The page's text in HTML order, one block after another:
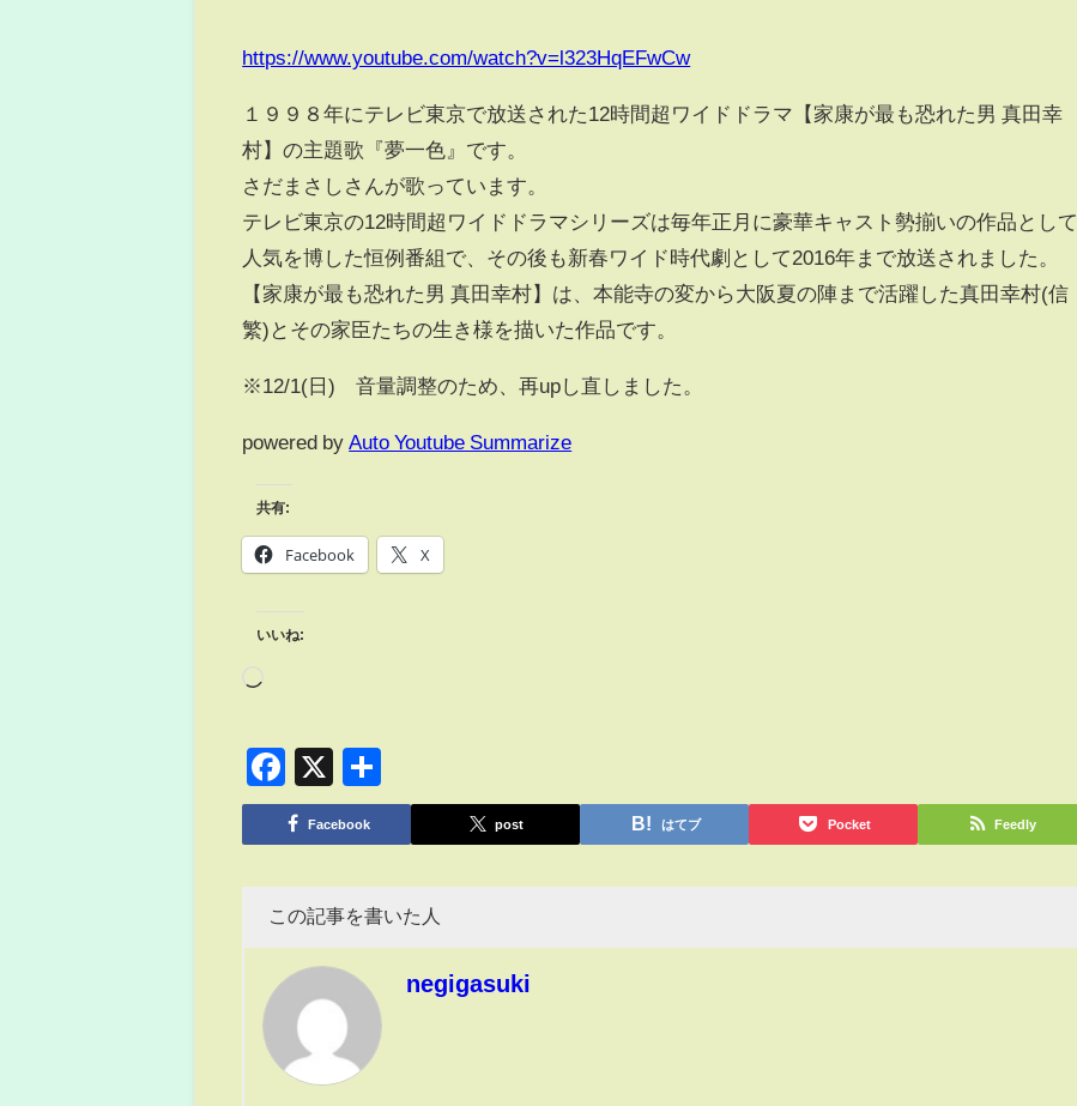
https://www.youtube.com/watch?v=l323HqEFwCw
１９９８年にテレビ東京で放送された12時間超ワイドドラマ【家康が最も恐れた男 真田幸
村】の主題歌『夢一色』です。
さだまさしさんが歌っています。
テレビ東京の12時間超ワイドドラマシリーズは毎年正月に豪華キャスト勢揃いの作品として
人気を博した恒例番組で、その後も新春ワイド時代劇として2016年まで放送されました。
【家康が最も恐れた男 真田幸村】は、本能寺の変から大阪夏の陣まで活躍した真田幸村(信
繁)とその家臣たちの生き様を描いた作品です。
※12/1(日) 音量調整のため、再upし直しました。
powered by Auto Youtube Summarize
共有:
Facebook X
いいね:
Facebook
X
有
Facebook post はてブ Pocket Feedly
この記事を書いた人
negigasuki